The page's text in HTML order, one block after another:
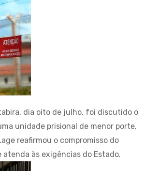
dia oito de julho, foi discutido o
unidade prisional de menor porte,
reafirmou o compromisso do
às exigências do Estado.